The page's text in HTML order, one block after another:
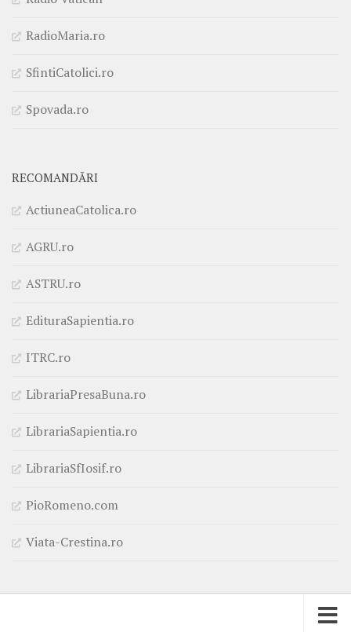
RadioMaria.ro
SfintiCatolici.ro
Spovada.ro
RECOMANDĂRI
ActiuneaCatolica.ro
AGRU.ro
ASTRU.ro
EdituraSapientia.ro
ITRC.ro
LibrariaPresaBuna.ro
LibrariaSapientia.ro
LibrariaSfIosif.ro
PioRomeno.com
Viata-Crestina.ro